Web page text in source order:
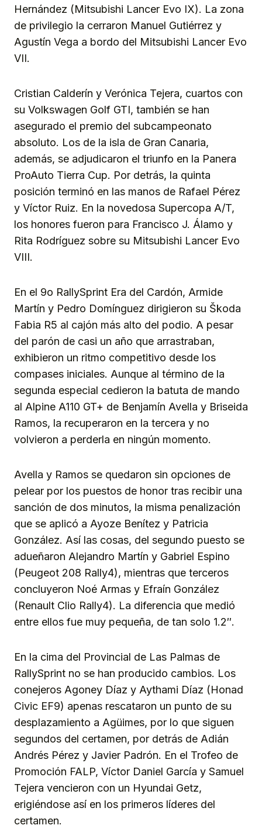
Hernández (Mitsubishi Lancer Evo IX). La zona
de privilegio la cerraron Manuel Gutiérrez y
Agustín Vega a bordo del Mitsubishi Lancer Evo
VII.
Cristian Calderín y Verónica Tejera, cuartos con
su Volkswagen Golf GTI, también se han
asegurado el premio del subcampeonato
absoluto. Los de la isla de Gran Canaria,
además, se adjudicaron el triunfo en la Panera
ProAuto Tierra Cup. Por detrás, la quinta
posición terminó en las manos de Rafael Pérez
y Víctor Ruiz. En la novedosa Supercopa A/T,
los honores fueron para Francisco J. Álamo y
Rita Rodríguez sobre su Mitsubishi Lancer Evo
VIII.
En el 9o RallySprint Era del Cardón, Armide
Martín y Pedro Domínguez dirigieron su Škoda
Fabia R5 al cajón más alto del podio. A pesar
del parón de casi un año que arrastraban,
exhibieron un ritmo competitivo desde los
compases iniciales. Aunque al término de la
segunda especial cedieron la batuta de mando
al Alpine A110 GT+ de Benjamín Avella y Briseida
Ramos, la recuperaron en la tercera y no
volvieron a perderla en ningún momento.
Avella y Ramos se quedaron sin opciones de
pelear por los puestos de honor tras recibir una
sanción de dos minutos, la misma penalización
que se aplicó a Ayoze Benítez y Patricia
González. Así las cosas, del segundo puesto se
adueñaron Alejandro Martín y Gabriel Espino
(Peugeot 208 Rally4), mientras que terceros
concluyeron Noé Armas y Efraín González
(Renault Clio Rally4). La diferencia que medió
entre ellos fue muy pequeña, de tan solo 1.2″.
En la cima del Provincial de Las Palmas de
RallySprint no se han producido cambios. Los
conejeros Agoney Díaz y Aythami Díaz (Honad
Civic EF9) apenas rescataron un punto de su
desplazamiento a Agüimes, por lo que siguen
segundos del certamen, por detrás de Adián
Andrés Pérez y Javier Padrón. En el Trofeo de
Promoción FALP, Víctor Daniel García y Samuel
Tejera vencieron con un Hyundai Getz,
erigiéndose así en los primeros líderes del
certamen.